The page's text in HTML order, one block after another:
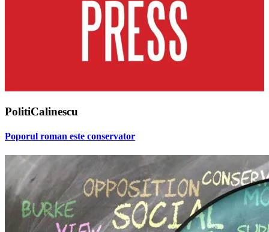
PolitiCalinescu
Poporul roman este conservator